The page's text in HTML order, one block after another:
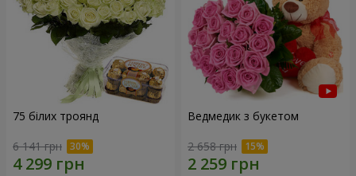
75 білих троянд
6 141 грн
Ведмедик з букетом
2 658 грн